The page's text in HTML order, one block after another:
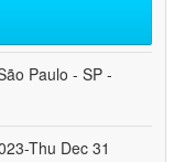
Paulo - SP -
Thu Dec 31